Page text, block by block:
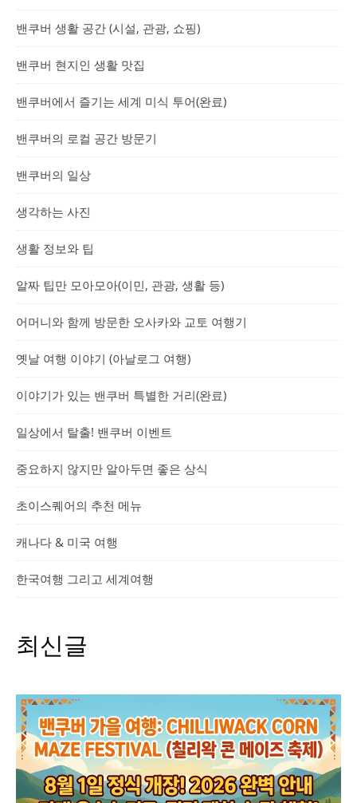
밴쿠버 생활 공간 (시설, 관광, 쇼핑)
밴쿠버 현지인 생활 맛집
밴쿠버에서 즐기는 세계 미식 투어(완료)
밴쿠버의 로컬 공간 방문기
밴쿠버의 일상
생각하는 사진
생활 정보와 팁
알짜 팁만 모아모아(이민, 관광, 생활 등)
어머니와 함께 방문한 오사카와 교토 여행기
옛날 여행 이야기 (아날로그 여행)
이야기가 있는 밴쿠버 특별한 거리(완료)
일상에서 탈출! 밴쿠버 이벤트
중요하지 않지만 알아두면 좋은 상식
초이스퀘어의 추천 메뉴
캐나다 & 미국 여행
한국여행 그리고 세계여행
최신글